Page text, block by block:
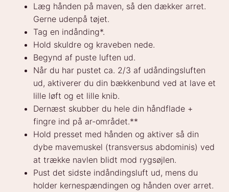
Læg hånden på maven, så den dækker arret.
Gerne udenpå tøjet.
Tag en indånding*.
Hold skuldre og kraveben nede.
Begynd af puste luften ud.
Når du har pustet ca. 2/3 af udåndingsluften
ud, aktiverer du din bækkenbund ved at lave et
lille løft og et lille knib.
Dernæst skubber du hele din håndflade +
fingre ind på ar-området.**
Hold presset med hånden og aktiver så din
dybe mavemuskel (transversus abdominis) ved
at trække navlen blidt mod rygsøjlen.
Pust det sidste indåndingsluft ud, mens du
holder kernespændingen og hånden over arret.